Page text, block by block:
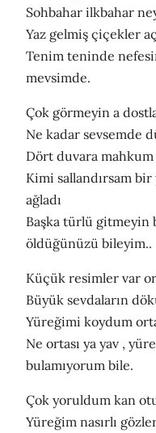
Sohbahar ilkbahar
Yaz gelmiş çiçekler
Tenim teninde
mevsimde.
Çok görmeyin a
Ne kadar sevsemde
Dört duvara
Kimi sallandırsam bir
ağladı
Başka türlü gitmeyin
öldüğünüzü bileyim..
Küçük resimler var
Büyük sevdaların
Yüreğimi koydum
Ne ortası ya yav ,
bulamıyorum bile.
Çok yoruldum kan
Yüreğim nasırlı